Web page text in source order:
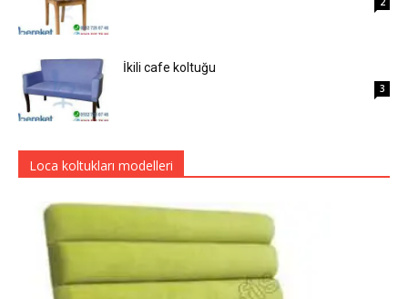
İkili cafe koltuğu
3
Loca koltukları modelleri